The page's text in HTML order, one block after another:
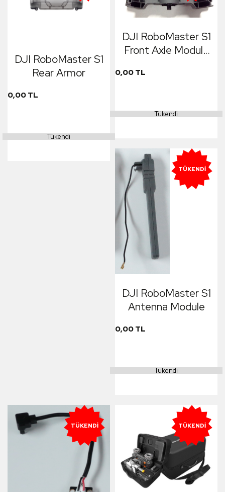
DJI RoboMaster S1
Rear Armor
0,00 TL
Tükendi
DJI RoboMaster S1
Front Axle Module
0,00 TL
Tükendi
TÜKENDI
DJI RoboMaster S1
Antenna Module
0,00 TL
Tükendi
TÜKENDI TÜKENDI